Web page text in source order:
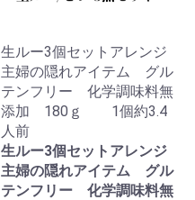
生ルー3個セットアレンジ
主婦の隠れアイテム グル
テンフリー 化学調味料無
添加 180ｇ 1個約3.4
人前
生ルー3個セットアレンジ
主婦の隠れアイテム グル
テンフリー 化学調味料無